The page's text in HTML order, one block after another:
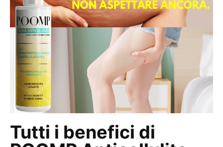
Tutti i benefici di